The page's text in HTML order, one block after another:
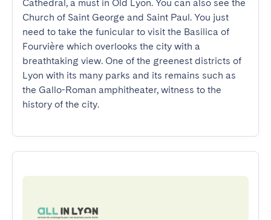
Cathedral, a must in Old Lyon. You can also see the
Church of Saint George and Saint Paul. You just
need to take the funicular to visit the Basilica of
Fourvière which overlooks the city with a
breathtaking view. One of the greenest districts of
Lyon with its many parks and its remains such as
the Gallo-Roman amphitheater, witness to the
history of the city.